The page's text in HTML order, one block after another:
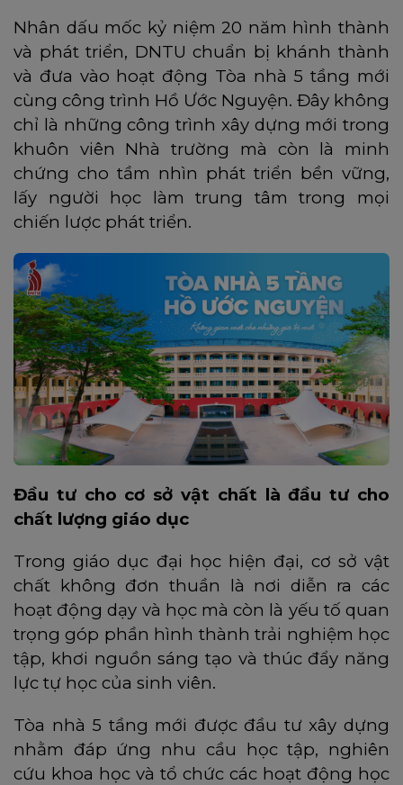
Nhân dấu mốc kỷ niệm 20 năm hình thành
và phát triển, DNTU chuẩn bị khánh thành
và đưa vào hoạt động Tòa nhà 5 tầng mới
cùng công trình Hồ Ước Nguyện. Đây không
chỉ là những công trình xây dựng mới trong
khuôn viên Nhà trường mà còn là minh
chứng cho tầm nhìn phát triển bền vững,
lấy người học làm trung tâm trong mọi
chiến lược phát triển.
Đầu tư cho cơ sở vật chất là đầu tư cho
chất lượng giáo dục
Trong giáo dục đại học hiện đại, cơ sở vật
chất không đơn thuần là nơi diễn ra các
hoạt động dạy và học mà còn là yếu tố quan
trọng góp phần hình thành trải nghiệm học
tập, khơi nguồn sáng tạo và thúc đẩy năng
lực tự học của sinh viên.
Tòa nhà 5 tầng mới được đầu tư xây dựng
nhằm đáp ứng nhu cầu học tập, nghiên
cứu khoa học và tổ chức các hoạt động học